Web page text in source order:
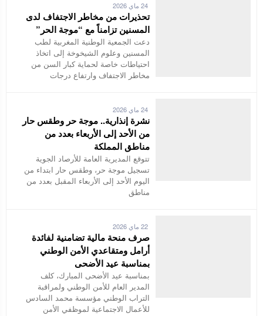
24 ماي 2026
تحذيرات من مخاطر الاجتفاف لدى
المسنين تزامناً مع “موجة الحر”
دعت الجمعية الوطنية المغربية لطب
المسنين وعلوم الشيخوخة إلى اتخاذ
احتياطات خاصة لحماية كبار السن من
مخاطر الاجتفاف وارتفاع درجات
24 ماي 2026
نشرة إنذارية.. موجة حر وطقس حار
من الأحد إلى الأربعاء بعدد من
مناطق المملكة
تتوقع المديرية العامة للأرصاد الجوية
تسجيل موجة حر، وطقس حار ابتداء من
اليوم الأحد إلى الأربعاء المقبل بعدد من
مناطق
22 ماي 2026
صرف منحة مالية تضامنية لفائدة
أرامل ومتقاعدي الأمن الوطني
بمناسبة عيد الأضحى
بمناسبة عيد الأضحى المبارك، كلف
المدير العام للأمن الوطني ولمراقبة
التراب الوطني مؤسسة محمد السادس
للأعمال الاجتماعية لموظفي الأمن